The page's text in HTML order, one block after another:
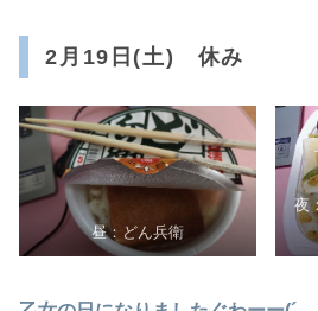
2月19日(土) 休み
昼：どん兵衛
夜